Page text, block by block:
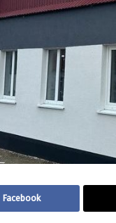
Facebook